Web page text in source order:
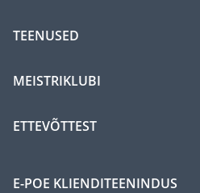
TEENUSED
MEISTRIKLUBI
ETTEVÕTTEST
E-POE KLIENDITEENINDUS